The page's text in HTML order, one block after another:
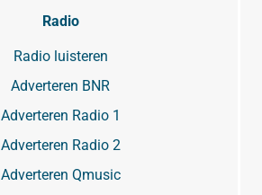
Radio
Radio luisteren
Adverteren BNR
Adverteren Radio 1
Adverteren Radio 2
Adverteren Qmusic